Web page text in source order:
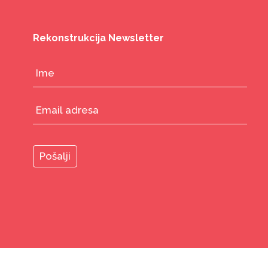
Rekonstrukcija Newsletter